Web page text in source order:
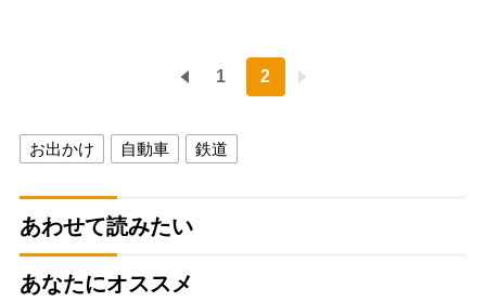
1 2
お出かけ 自動車 鉄道
あわせて読みたい
あなたにオススメ